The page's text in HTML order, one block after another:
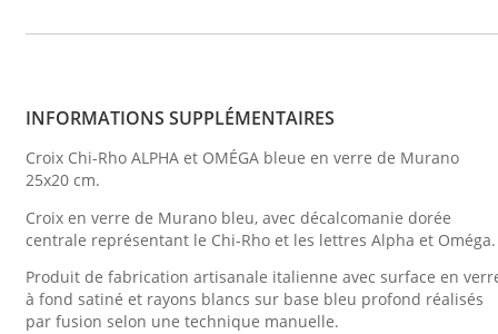
INFORMATIONS SUPPLÉMENTAIRES
Croix Chi-Rho ALPHA et OMÉGA bleue en verre de Murano
25x20 cm.
Croix en verre de Murano bleu, avec décalcomanie dorée
centrale représentant le Chi-Rho et les lettres Alpha et Oméga.
Produit de fabrication artisanale italienne avec surface en
à fond satiné et rayons blancs sur base bleu profond réalisés
par fusion selon une technique manuelle.